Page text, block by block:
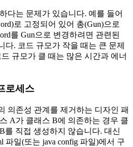
다는 문제가 있습니다. 예를 들어
로 고정되어 있어 총(Gun)으로
를 Gun으로 변경하려면 관련된
다. 코드 규모가 작을 때는 큰 문제
규모가 클 때는 많은 시간과 에너
로세스
의존성 관계를 제거하는 디자인 패
A가 클래스 B에 의존하는 경우 클
를 직접 생성하지 않습니다. 대신
파일(또는 java config 파일)에서 구